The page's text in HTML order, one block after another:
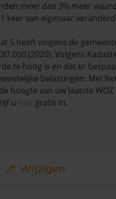
meer dan 3% meer
keer van eigenaar
5 heeft volgens de
(2020). Volgens
te hoog is en dat er
belastingen. Met
hoogte van uw laatste
u hier gratis in.
Wijzigen